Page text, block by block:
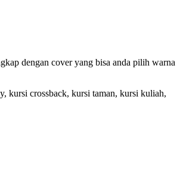
dengan cover yang bisa anda pilih warna
kursi crossback, kursi taman, kursi kuliah,